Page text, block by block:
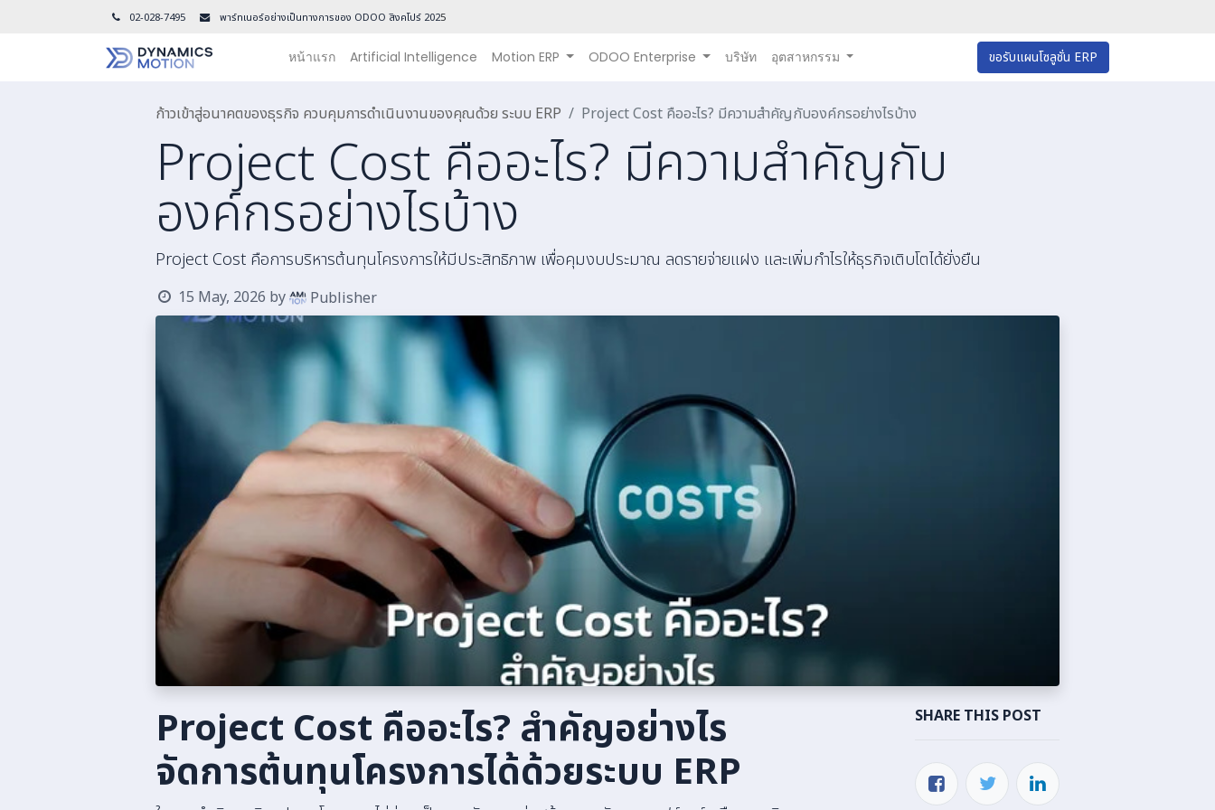
02-028-7495 พาร์ทเนอร์อย่างเป็นทางการของ ODOO สิงคโปร์ 2025
หน้าแรก Artificial Intelligence Motion ERP ODOO Enterprise บริษัท อุตสาหกรรม ขอรับแผนโซลูชั่น ERP
ก้าวเข้าสู่อนาคตของธุรกิจ ควบคุมการดำเนินงานของคุณด้วย ระบบ ERP Project Cost คืออะไร? มีความสำคัญกับองค์กรอย่างไรบ้าง
Project Cost คืออะไร? มีความสำคัญกับ
องค์กรอย่างไรบ้าง
Project Cost คือการบริหารต้นทุนโครงการให้มีประสิทธิภาพ เพื่อคุมงบประมาณ ลดรายจ่ายแฝง และเพิ่มกำไรให้ธุรกิจเติบโตได้ยั่งยืน
15 May, 2026 by Publisher
Project Cost คืออะไร? สำคัญอย่างไร
จัดการต้นทุนโครงการได้ด้วยระบบ ERP
SHARE THIS POST